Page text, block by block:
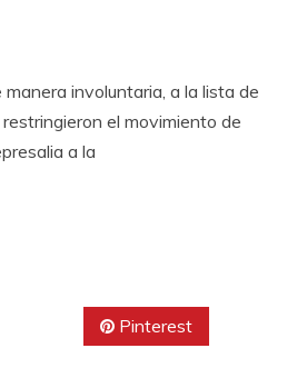
involuntaria, a la lista de
el movimiento de
a la
Pinterest